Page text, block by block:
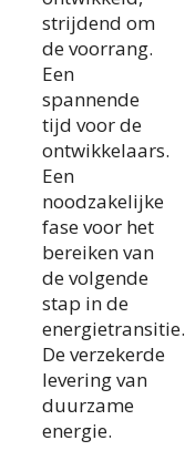
strijdend om
de voorrang.
Een
spannende
tijd voor de
ontwikkelaars.
Een
noodzakelijke
fase voor het
bereiken van
de volgende
stap in de
energietransitie.
De verzekerde
levering van
duurzame
energie.